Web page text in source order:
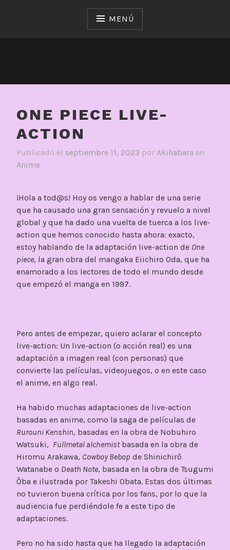
MENÚ
ONE PIECE LIVE-
ACTION
Publicado el septiembre 11, 2023 por Akihabara en
Anime
¡Hola a tod@s! Hoy os vengo a hablar de una serie
que ha causado una gran sensación y revuelo a nivel
global y que ha dado una vuelta de tuerca a los live-
action que hemos conocido hasta ahora: exacto,
estoy hablando de la adaptación live-action de One
piece, la gran obra del mangaka Eiichiro Oda, que ha
enamorado a los lectores de todo el mundo desde
que empezó el manga en 1997.
Pero antes de empezar, quiero aclarar el concepto
live-action: Un live-action (o acción real) es una
adaptación a imagen real (con personas) que
convierte las películas, videojuegos, o en este caso
el anime, en algo real.
Ha habido muchas adaptaciones de live-action
basadas en anime, como la saga de películas de
Rurouni Kenshin, basadas en la obra de Nobuhiro
Watsuki, Fullmetal alchemistbasada en la obra de
Hiromu Arakawa, Cowboy Bebop de Shinichirō
Watanabe o Death Note, basada en la obra de Tsugumi
Ōba e ilustrada por Takeshi Obata. Estas dos últimas
no tuvieron buena crítica por los fans, por lo que la
audiencia fue perdiéndole fe a este tipo de
adaptaciones.
Pero no ha sido hasta que ha llegado la adaptación